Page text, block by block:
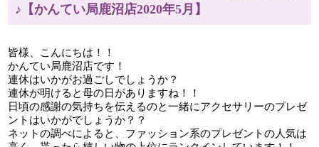
♪【かんてい局鹿沼店2020年5月】
皆様、こんにちは！！
かんてい局鹿沼店です！
連休はいかがお過ごしでしょうか？
連休が明けると母の日がありますね！！
日頃の感謝の気持ちを伝えるのと一緒にアクセサリーのプレゼ
ントはいかがでしょうか？？
ネットの調べによると、ファッション系のプレゼントの人気は